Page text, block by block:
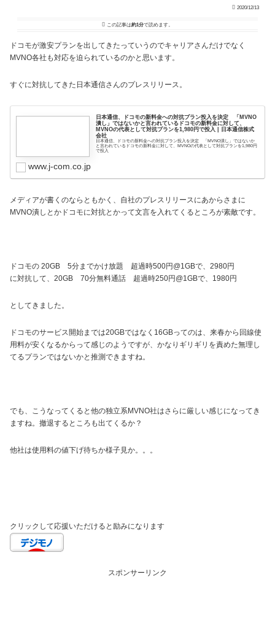
2020/12/13
この記事は約1分で読めます。
ドコモが激安プランを出してきたっていうのでキャリアさんだけでなく
MVNO各社も対応を迫られているのかと思います。
すぐに対抗してきた日本通信さんのプレスリリース。
日本通信、ドコモの新料金への対抗プラン投入を決定 「MVNO
潰し」ではないかと言われているドコモの新料金に対して、
MVNOの代表として対抗プランを1,980円で投入 | 日本通信株式
会社
日本通信、ドコモの新料金への対抗プラン投入を決定 「MVNO潰し」ではないか
と言われているドコモの新料金に対して、MVNOの代表として対抗プランを1,980円
で投入
www.j-com.co.jp
メディアが書くのならともかく、自社のプレスリリースにあからさまに
MVNO潰しとかドコモに対抗とかって文言を入れてくるところが素敵です。
ドコモの 20GB 5分までかけ放題 超過時500円@1GBで、2980円
に対抗して、20GB 70分無料通話 超過時250円@1GBで、1980円
としてきました。
ドコモのサービス開始までは20GBではなく16GBってのは、来春から回線使
用料が安くなるからって感じのようですが、かなりギリギリを責めた無理し
てるプランではないかと推測できますね。
でも、こうなってくると他の独立系MVNO社はさらに厳しい感じになってき
ますね。撤退するところも出てくるか？
他社は使用料の値下げ待ちか様子見か。。。
クリックして応援いただけると励みになります
スポンサーリンク